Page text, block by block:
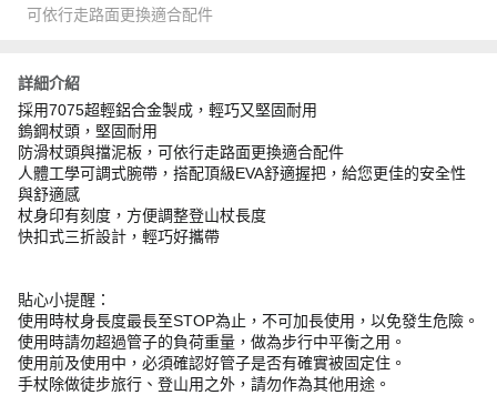
可依行走路面更換適合配件
詳細介紹
採用7075超輕鋁合金製成，輕巧又堅固耐用
鎢鋼杖頭，堅固耐用
防滑杖頭與擋泥板，可依行走路面更換適合配件
人體工學可調式腕帶，搭配頂級EVA舒適握把，給您更佳的安全性
與舒適感
杖身印有刻度，方便調整登山杖長度
快扣式三折設計，輕巧好攜帶
貼心小提醒：
使用時杖身長度最長至STOP為止，不可加長使用，以免發生危險。
使用時請勿超過管子的負荷重量，做為步行中平衡之用。
使用前及使用中，必須確認好管子是否有確實被固定住。
手杖除做徒步旅行、登山用之外，請勿作為其他用途。